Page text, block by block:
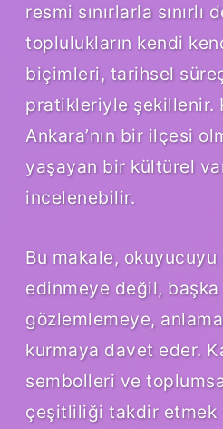
resmi sınırlarla sınırlı
toplulukların kendi
biçimleri, tarihsel
pratikleriyle şekillenir.
Ankara’nın bir ilçesi
yaşayan bir kültürel
incelenebilir.
Bu makale,
edinmeye değil,
gözlemlemeye,
kurmaya davet eder.
sembolleri ve
çeşitliliği takdir etmek